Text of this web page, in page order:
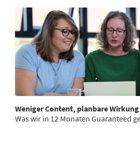
Weniger Content, planbare Wirkung
Was wir in 12 Monaten Guaranteed